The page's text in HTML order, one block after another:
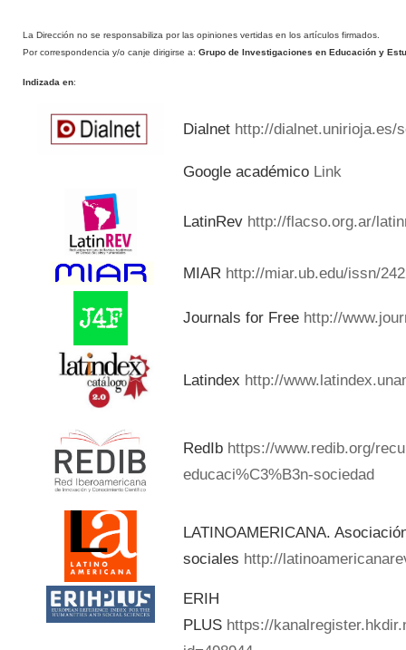
La Dirección no se responsabiliza por las opiniones vertidas en los artículos firmados.
Por correspondencia y/o canje dirigirse a: Grupo de Investigaciones en Educación y
Indizada en:
Dialnet http://dialnet.unirioja.es/
Google académico Link
LatinRev http://flacso.org.ar/
MIAR http://miar.ub.edu/issn/
Journals for Free http://
Latindex http://
RedIb https://www.redib.org/
educaci%C3%B3n-sociedad
LATINOAMERICANA.
sociales http://
ERIH
PLUS https://